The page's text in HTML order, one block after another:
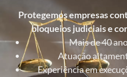
Protegemos empresas
bloqueios judiciais e
Mais de 40
Atuação
Experiência em